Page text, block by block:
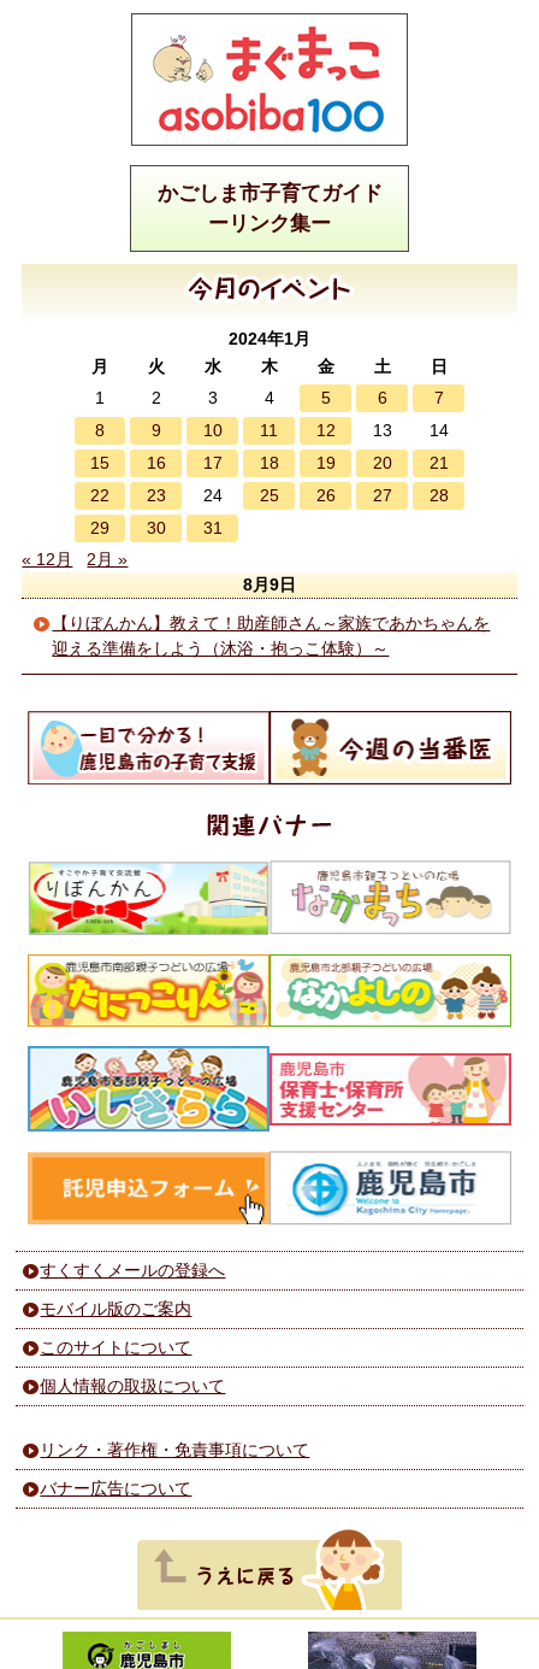
かごしま市子育てガイド
ーリンク集ー
2024年1月
月
火 水 木 金 土
日
1
2 3 4 5 6
7
8
9 10 11 12 13
14
15
16 17 18 19 20
21
22
23 24 25 26 27
28
29
30
31
« 12月
2月 »
8月9日
【りぼんかん】教えて！助産師さん～家族であかちゃんを
迎える準備をしよう（沐浴・抱っこ体験）～
すくすくメールの登録へ
モバイル版のご案内
このサイトについて
個人情報の取扱について
リンク・著作権・免責事項について
バナー広告について